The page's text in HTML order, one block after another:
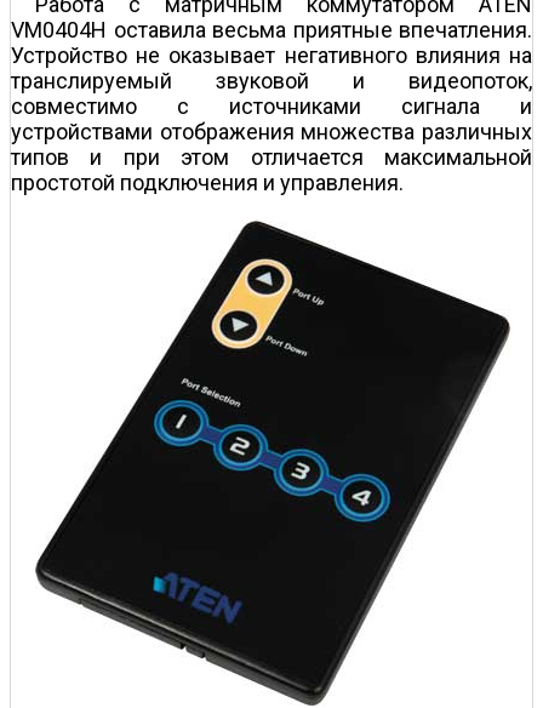
VM0404H оставила весьма приятные впечатления.
Устройство не оказывает негативного влияния на
транслируемый звуковой и видеопоток,
совместимо с источниками сигнала и
устройствами отображения множества различных
типов и при этом отличается максимальной
простотой подключения и управления.